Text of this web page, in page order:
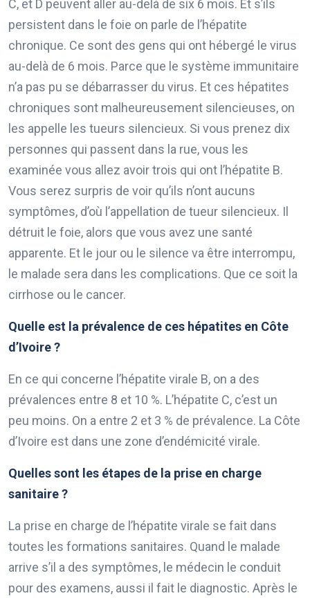
C, et D peuvent aller au-delà de six 6 mois. Et s’ils
persistent dans le foie on parle de l’hépatite
chronique. Ce sont des gens qui ont hébergé le virus
au-delà de 6 mois. Parce que le système immunitaire
n’a pas pu se débarrasser du virus. Et ces hépatites
chroniques sont malheureusement silencieuses, on
les appelle les tueurs silencieux. Si vous prenez dix
personnes qui passent dans la rue, vous les
examinée vous allez avoir trois qui ont l’hépatite B.
Vous serez surpris de voir qu’ils n’ont aucuns
symptômes, d’où l’appellation de tueur silencieux. Il
détruit le foie, alors que vous avez une santé
apparente. Et le jour ou le silence va être interrompu,
le malade sera dans les complications. Que ce soit la
cirrhose ou le cancer.
Quelle est la prévalence de ces hépatites en Côte
d’Ivoire ?
En ce qui concerne l’hépatite virale B, on a des
prévalences entre 8 et 10 %. L’hépatite C, c’est un
peu moins. On a entre 2 et 3 % de prévalence. La Côte
d’Ivoire est dans une zone d’endémicité virale.
Quelles sont les étapes de la prise en charge
sanitaire ?
La prise en charge de l’hépatite virale se fait dans
toutes les formations sanitaires. Quand le malade
arrive s’il a des symptômes, le médecin le conduit
pour des examens, aussi il fait le diagnostic. Après le